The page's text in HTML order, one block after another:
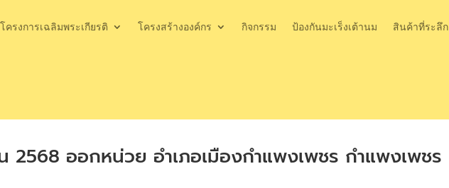
โครงการเฉลิมพระเกียรติ โครงสร้างองค์กร กิจกรรม ป้องกันมะเร็งเต้านม สินค้าที่ระลึก
2568 ออกหน่วย อำเภอเมืองกำแพงเพชร กำแพงเพชร